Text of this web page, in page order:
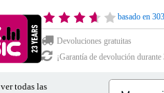
basado en
Devoluciones gratuitas
¡Garantía de devolución durante
ver todas las